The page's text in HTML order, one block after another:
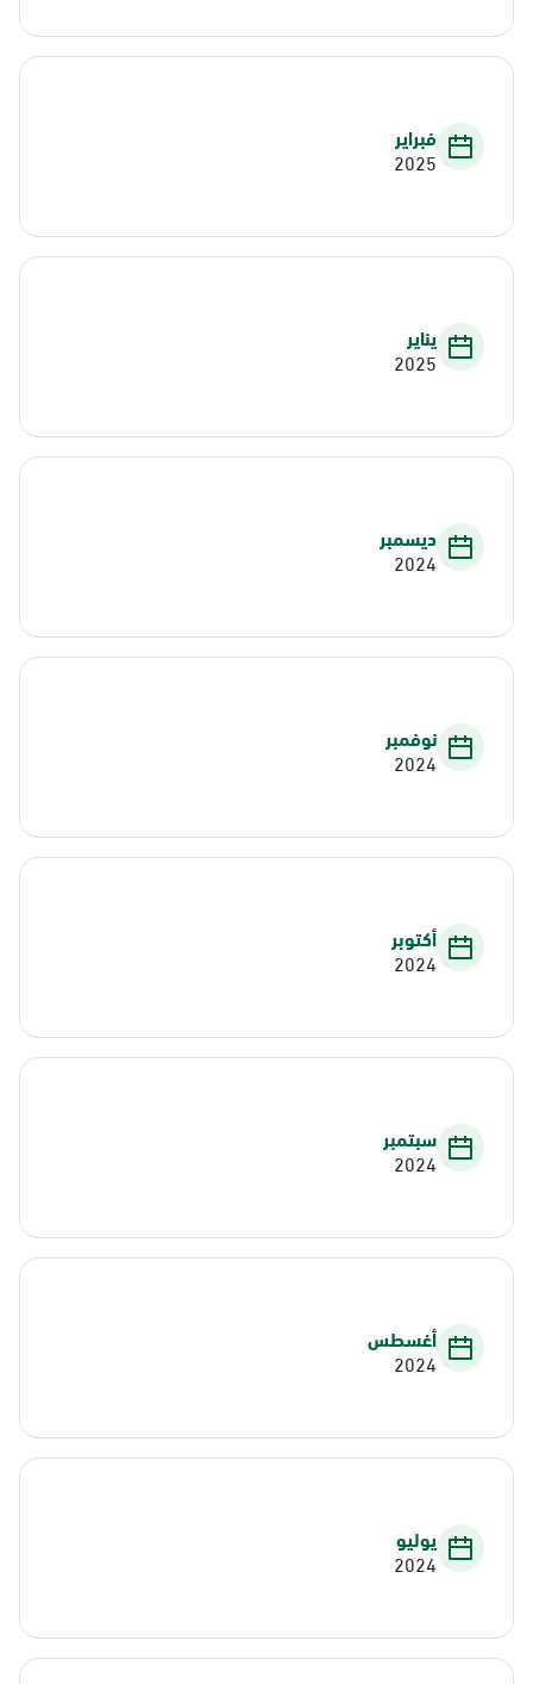
فبراير
2025
يناير
2025
ديسمبر
2024
نوفمبر
2024
أكتوبر
2024
سبتمبر
2024
أغسطس
2024
يوليو
2024